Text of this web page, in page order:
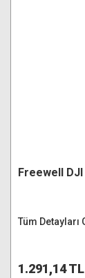
Freewell
Tüm Detayları
1.291,14 TL